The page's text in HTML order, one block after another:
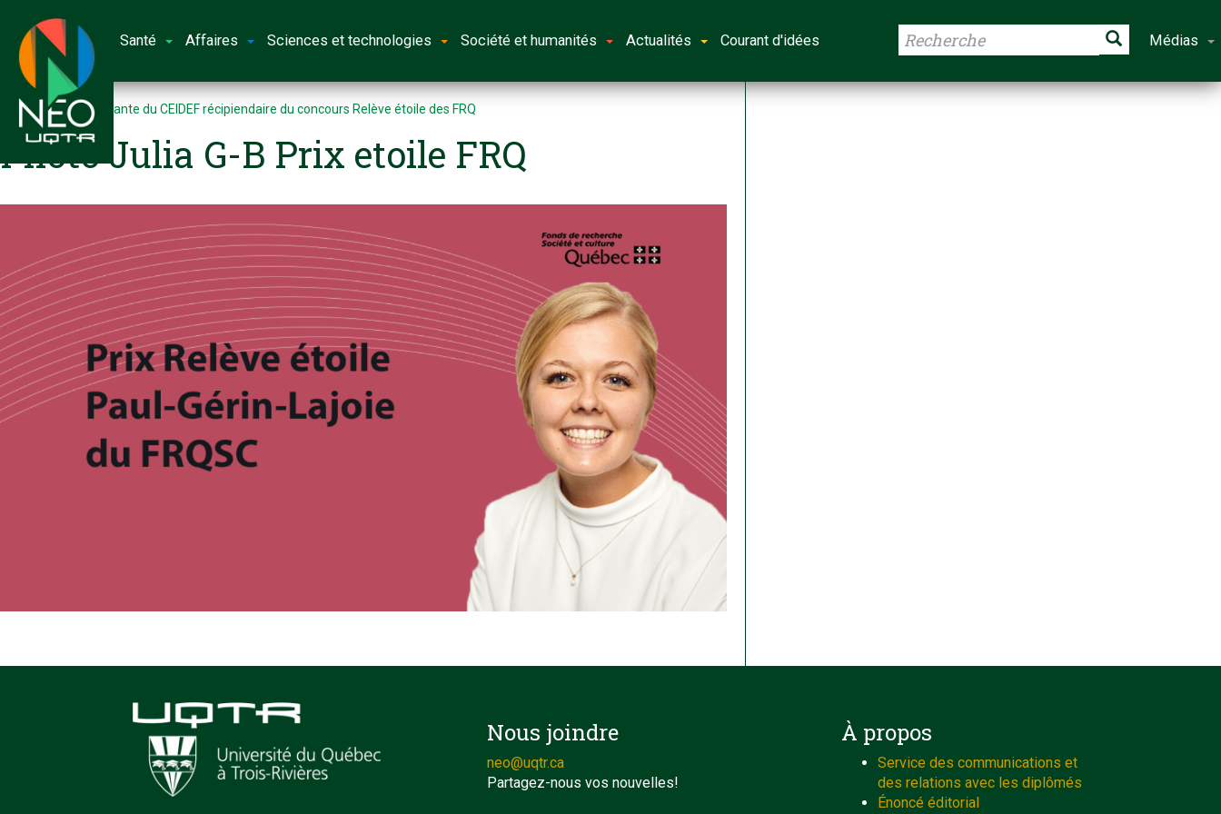
Santé Affaires Sciences et technologies Société et humanités Actualités Courant d'idées Médias
Accueil Une étudiante du CEIDEF récipiendaire du concours Relève étoile des FRQ
Photo Julia G-B Prix etoile FRQ
Nous joindre
neo@uqtr.ca
Partagez-nous vos nouvelles!
À propos
Service des communications et
des relations avec les diplômés
Énoncé éditorial